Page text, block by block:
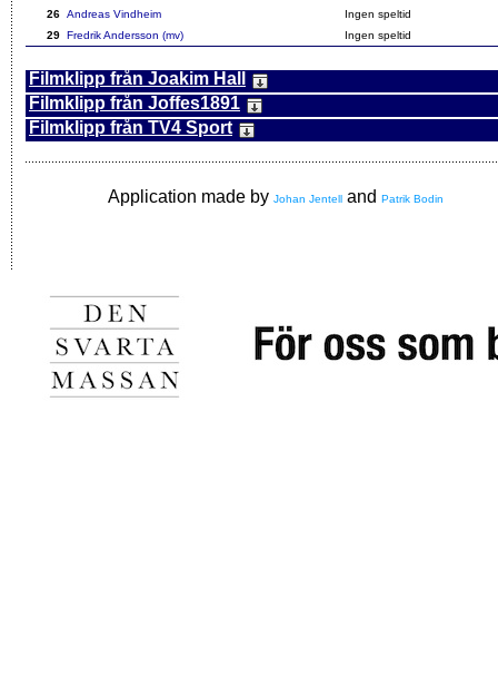
26 Andreas Vindheim
Ingen speltid
29 Fredrik Andersson (mv) Ingen speltid
Filmklipp från Joakim Hall
Filmklipp från Joffes1891
Filmklipp från TV4 Sport
Application made by Johan Jentell and Patrik Bodin